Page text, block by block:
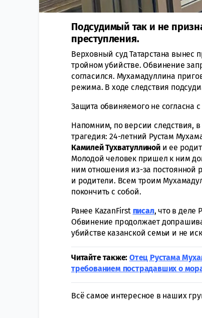
Подсудимый так и не
преступления.
Верховный суд Татарстана вынес
тройном убийстве. Обвинение
согласился. Мухамадуллина
режима. В ходе следствия
Защита обвиняемого не согласна
Напомним, по версии следствия,
трагедия: 24-летний Рустам
Камилей Тухватуллинойи ее
Молодой человек пришел к ним
ним отношения из-за постоянной
и родители. Всем троим
покончить с собой.
Ранее KazanFirst писал, что в деле
Обвинение продолжает
убийстве казанской семьи и не
Читайте также:Отец Рустама
требованием пострадавших о
Всё самое интересное в наших